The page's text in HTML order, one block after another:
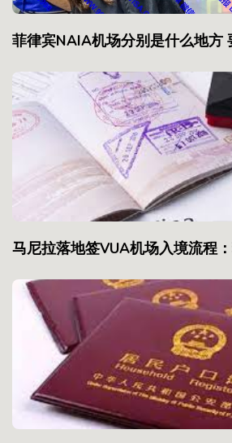
菲律宾NAIA机场分别是什么地方
马尼拉落地签VUA机场入境流程